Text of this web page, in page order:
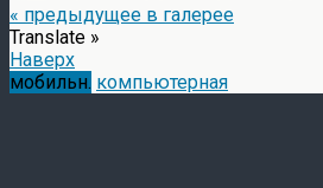
« предыдущее в галерее
Translate »
Наверх
мобильн. компьютерная